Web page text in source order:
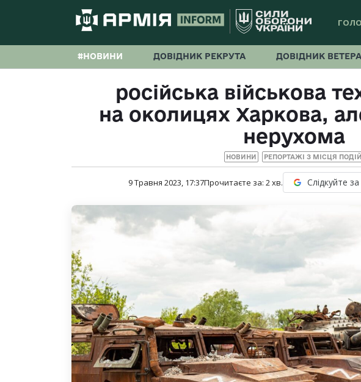
#НОВИНИ ДОВІДНИК РЕКРУТА ДОВІДНИК
російська військова
на околицях Харкова,
нерухома
НОВИНИ РЕПОРТАЖІ З МІСЦЯ ПОДІЙ
9 Травня 2023, 17:37Прочитаєте за: 2хв. Слідкуйте